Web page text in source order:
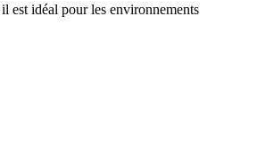
est idéal pour les environnements